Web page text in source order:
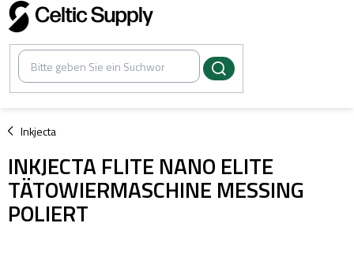
Zum
Inhalt
springen
Inkjecta
/
INKJECTA FLITE NANO ELITE
TÄTOWIERMASCHINE MESSING
POLIERT